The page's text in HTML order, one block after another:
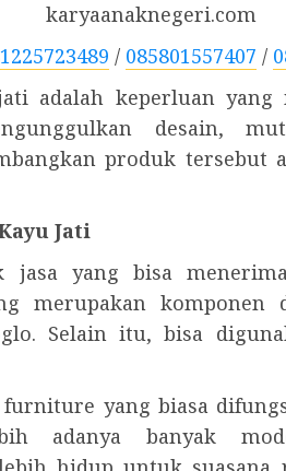
karyaanaknegeri.com
/ 085801557407 /
adalah keperluan yang
desain,
produk tersebut
Jati
jasa yang bisa
merupakan komponen
Selain itu, bisa
yang biasa
adanya banyak